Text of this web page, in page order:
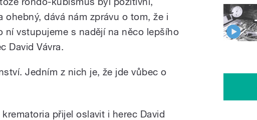
ohebný, dává nám zprávu o tom, že i
ní vstupujeme s nadějí na něco lepšího
David Vávra.
Jedním z nich je, že jde vůbec o
přijel oslavit i herec David